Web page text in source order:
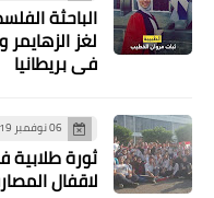
الباحثة
في بريطانيا
06 نوفمبر 2019
ثورة
لاقفال